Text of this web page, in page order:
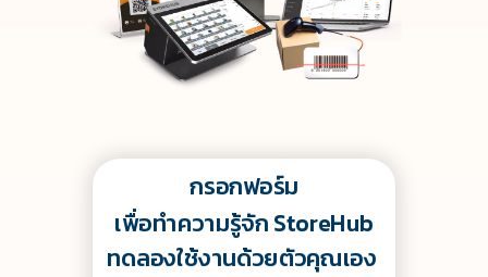
กรอกฟอร์ม
เพื่อทำความรู้จัก StoreHub
ทดลองใช้งานด้วยตัวคุณเอง